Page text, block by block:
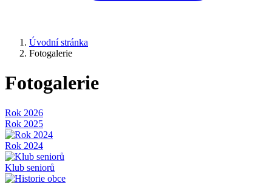
Úvodní stránka
Fotogalerie
Fotogalerie
Rok 2026
Rok 2025
Rok 2024
Klub seniorů